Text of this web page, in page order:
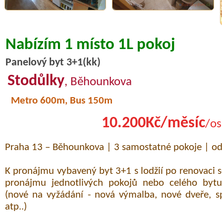
Nabízím 1 místo 1L pokoj
Panelový byt 3+1(kk)
Stodůlky, Běhounkova
Metro 600m, Bus 150m
10.200Kč/měsíc/
Praha 13 – Běhounkova | 3 samostatné pokoje |
K pronájmu vybavený byt 3+1 s lodžií po renovaci
pronájmu jednotlivých pokojů nebo celého
(nové na vyžádání - nová výmalba, nové dveře,
atp..)